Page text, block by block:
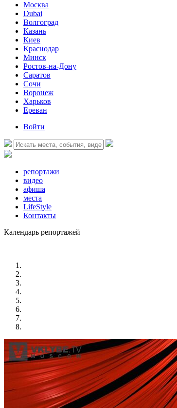
Москва
Dubai
Волгоград
Казань
Киев
Краснодар
Минск
Ростов-на-Дону
Саратов
Сочи
Воронеж
Харьков
Ереван
Войти
репортажи
видео
афиша
места
LifeStyle
Контакты
Календарь репортажей